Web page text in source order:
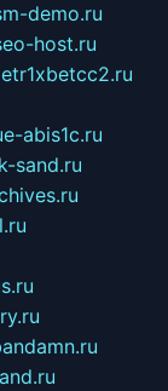
demo.ru
host.ru
e-abis1c.ru
sand.ru